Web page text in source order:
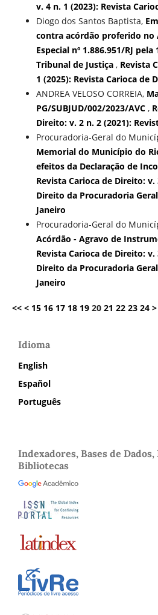
v. 4 n. 1 (2023): Revista
Diogo dos Santos Baptista,
contra acórdão proferido no
Especial nº 1.886.951/RJ
Tribunal de Justiça , Revista
1 (2025): Revista Carioca de
ANDREA VELOSO CORREIA,
PG/SUBJUD/002/2023/AVC ,
Direito: v. 2 n. 2 (2021):
Procuradoria-Geral do
Memorial do Município do
efeitos da Declaração de
Revista Carioca de Direito: v.
Direito da Procuradoria
Janeiro
Procuradoria-Geral do
Acórdão - Agravo de
Revista Carioca de Direito: v.
Direito da Procuradoria
Janeiro
<< < 15 16 17 18 19 20 21 22 23 24 >
Idioma
English
Español
Português
Indexadores, Bases de
Bibliotecas